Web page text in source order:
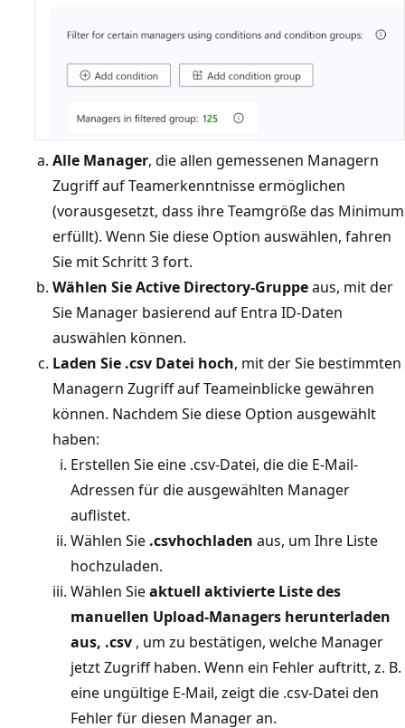
Alle Manager, die allen gemessenen Managern
Zugriff auf Teamerkenntnisse ermöglichen
(vorausgesetzt, dass ihre Teamgröße das Minimum
erfüllt). Wenn Sie diese Option auswählen, fahren
Sie mit Schritt 3 fort.
Wählen Sie Active Directory-Gruppeaus, mit der
Sie Manager basierend auf Entra ID-Daten
auswählen können.
Laden Sie .csv Datei hoch, mit der Sie bestimmten
Managern Zugriff auf Teameinblicke gewähren
können. Nachdem Sie diese Option ausgewählt
haben:
Erstellen Sie eine .csv-Datei, die die E-Mail-
Adressen für die ausgewählten Manager
auflistet.
Wählen Sie .csvhochladen aus, um Ihre Liste
hochzuladen.
Wählen Sieaktuell aktivierte Liste des
manuellen Upload-Managers herunterladen
aus, .csv , um zu bestätigen, welche Manager
jetzt Zugriff haben. Wenn ein Fehler auftritt, z. B.
eine ungültige E-Mail, zeigt die .csv-Datei den
Fehler für diesen Manager an.